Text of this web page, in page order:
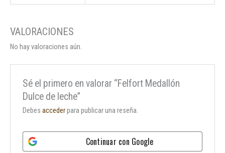
No hay valoraciones aún.
Sé el primero en valorar “Felfort Medallón
Dulce de leche”
Debesaccederpara publicar una reseña.
Continuar con Google